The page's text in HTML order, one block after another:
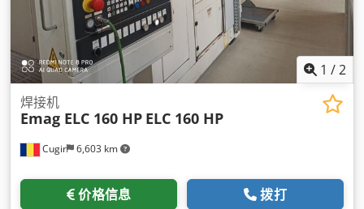
1 /2
Cugir 6,603 km
焊接机
Emag ELC 160 HP ELC 160 HP
价格信息 拨打